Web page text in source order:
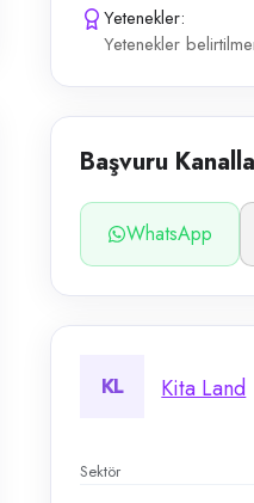
Yetenekler:
Yetenekler
Başvuru
WhatsApp
KL Kita Land
Sektör